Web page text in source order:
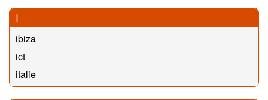
I
ibiza
ict
italie